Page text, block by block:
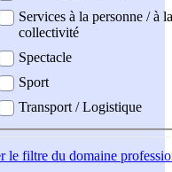
Services à la personne / à la
collectivité
Spectacle
Sport
Transport / Logistique
le filtre du domaine